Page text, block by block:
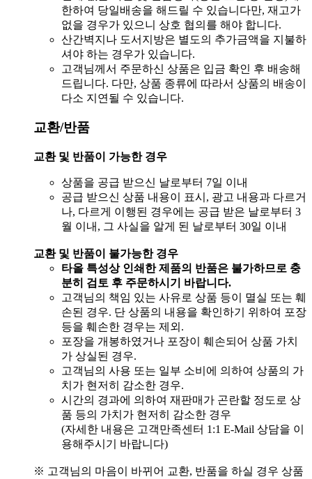
한하여 당일배송을 해드릴 수 있습니다만, 재고가
없을 경우가 있으니 상호 협의를 해야 합니다.
산간벽지나 도서지방은 별도의 추가금액을 지불하
셔야 하는 경우가 있습니다.
고객님께서 주문하신 상품은 입금 확인 후 배송해
드립니다. 다만, 상품 종류에 따라서 상품의 배송이
다소 지연될 수 있습니다.
교환/반품
교환 및 반품이 가능한 경우
상품을 공급 받으신 날로부터 7일 이내
공급 받으신 상품 내용이 표시, 광고 내용과 다르거
나, 다르게 이행된 경우에는 공급 받은 날로부터 3
월 이내, 그 사실을 알게 된 날로부터 30일 이내
교환 및 반품이 불가능한 경우
타올 특성상 인쇄한 제품의 반품은 불가하므로 충
분히 검토 후 주문하시기 바랍니다.
고객님의 책임 있는 사유로 상품 등이 멸실 또는 훼
손된 경우. 단 상품의 내용을 확인하기 위하여 포장
등을 훼손한 경우는 제외.
포장을 개봉하였거나 포장이 훼손되어 상품 가치
가 상실된 경우.
고객님의 사용 또는 일부 소비에 의하여 상품의 가
치가 현저히 감소한 경우.
시간의 경과에 의하여 재판매가 곤란할 정도로 상
품 등의 가치가 현저히 감소한 경우
(자세한 내용은 고객만족센터 1:1 E-Mail 상담을 이
용해주시기 바랍니다)
※ 고객님의 마음이 바뀌어 교환, 반품을 하실 경우 상품